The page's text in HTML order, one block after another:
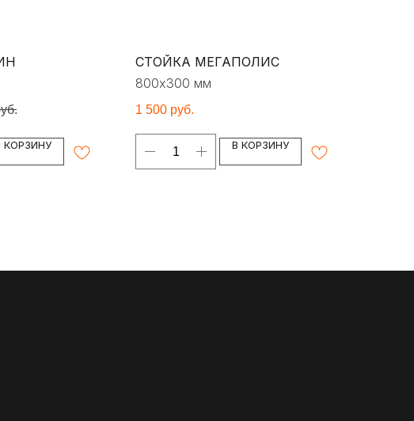
КОРЗИНУ
СТОЙКА МЕГАПОЛИС
800х300 мм
1 500 руб.
В КОРЗИНУ